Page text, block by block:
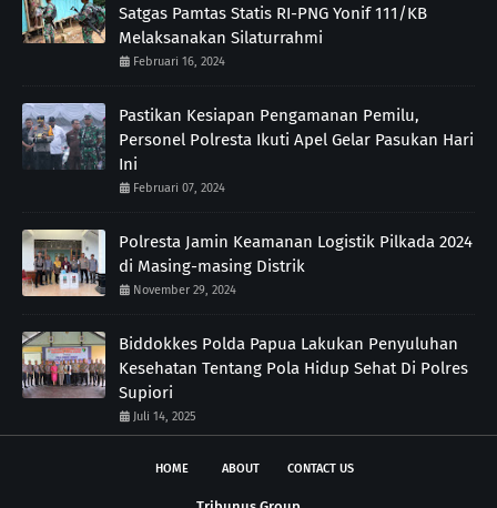
Satgas Pamtas Statis RI-PNG Yonif 111/KB
Melaksanakan Silaturrahmi
Februari 16, 2024
Pastikan Kesiapan Pengamanan Pemilu,
Personel Polresta Ikuti Apel Gelar Pasukan Hari
Ini
Februari 07, 2024
Polresta Jamin Keamanan Logistik Pilkada 2024
di Masing-masing Distrik
November 29, 2024
Biddokkes Polda Papua Lakukan Penyuluhan
Kesehatan Tentang Pola Hidup Sehat Di Polres
Supiori
Juli 14, 2025
HOME ABOUT CONTACT US